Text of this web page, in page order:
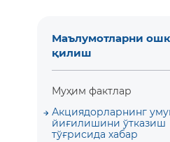
Маълумотларни
қилиш
Муҳим фактлар
Акциядорларнинг
йиғилишини ўтказиш
тўғрисида хабар